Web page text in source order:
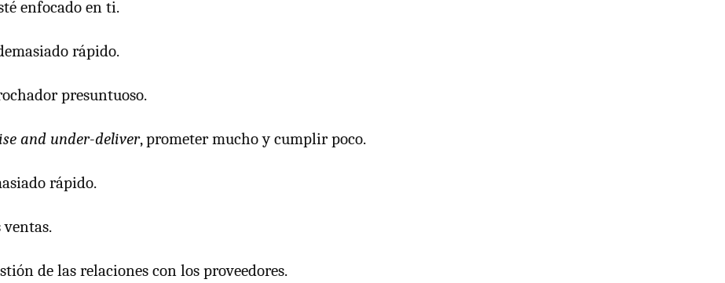
enfocado en ti.
rápido.
presuntuoso.
and under-deliver, prometer mucho y cumplir poco.
rápido.
ventas.
de las relaciones con los proveedores.